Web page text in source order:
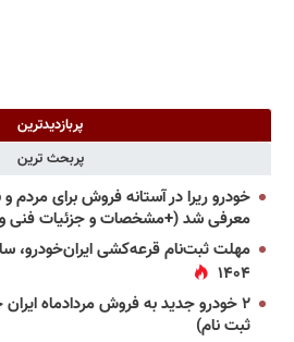
پربازدیدترین
پربحث ترین
خودرو ریرا در آستانه فروش برای مردم
معرفی شد (+مشخصات و جزئیات فنی و
مهلت ثبت‌نام قرعه‌کشی ایران‌خودرو،
۱۴۰۴
۲ خودرو جدید به فروش مردادماه
ثبت نام)